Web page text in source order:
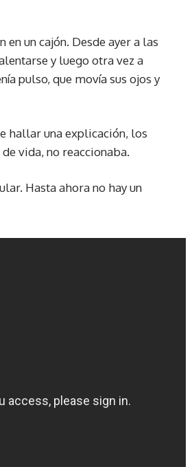
un cajón. Desde ayer a las
y luego otra vez a
pulso, que movía sus ojos y
hallar una explicación, los
vida, no reaccionaba.
Hasta ahora no hay un